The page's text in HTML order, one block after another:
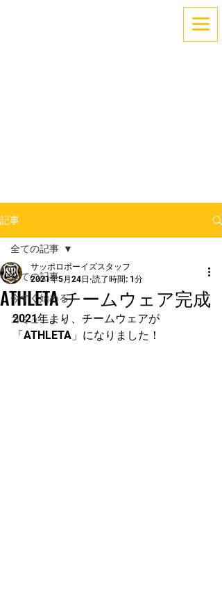
記事
全ての記事
今すぐ始める
コミュニティ
全ての記事
ATHLETA チームウェア完成
サッポロボーイズスタッフ
2021年5月24日 読了時間: 1分
2021年より、チームウェアが
「ATHLETA」になりました！